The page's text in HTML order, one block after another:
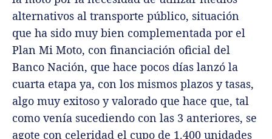
alternativos al transporte público, situación
que ha sido muy bien complementada por el
Plan Mi Moto, con financiación oficial del
Banco Nación, que hace pocos días lanzó la
cuarta etapa ya, con los mismos plazos y tasas,
algo muy exitoso y valorado que hace que, tal
como venía sucediendo con las 3 anteriores, se
agote con celeridad el cupo de 1.400 unidades